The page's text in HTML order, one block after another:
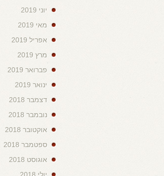
יוני 2019
מאי 2019
אפריל 2019
מרץ 2019
פברואר 2019
ינואר 2019
דצמבר 2018
נובמבר 2018
אוקטובר 2018
ספטמבר 2018
אוגוסט 2018